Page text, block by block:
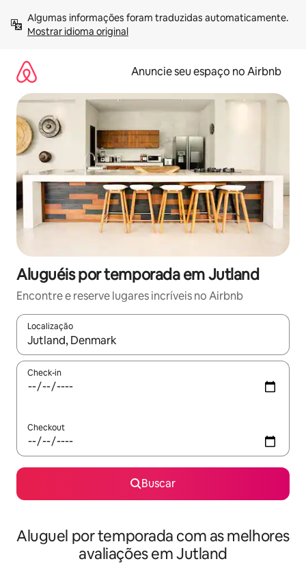
para
Mostrar idioma original
Anuncie seu espaço no Airbnb
Aluguéis por temporada em Jutland
Encontre e reserve lugares incríveis no Airbnb
Localização
Quando os resultados estiverem disponíveis, explore-os
Check-in
Checkout
Buscar
Aluguel por temporada com as melhores
avaliações em Jutland